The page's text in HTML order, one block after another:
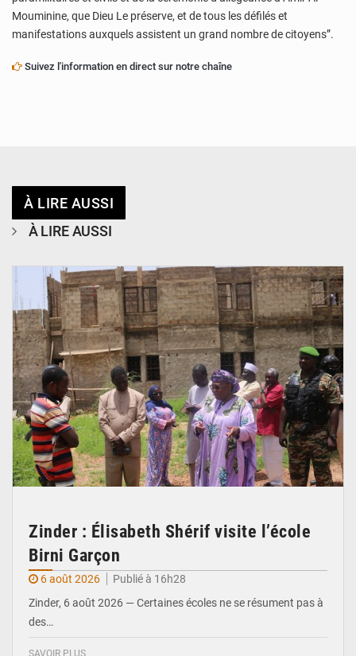
Mouminine, que Dieu Le préserve, et de tous les défilés et
manifestations auxquels assistent un grand nombre de citoyens”.
Suivez l'information en direct sur notre chaîne
À LIRE AUSSI
À LIRE AUSSI
Zinder : Élisabeth Shérif visite l’école
Birni Garçon
6 août 2026
Publié à 16h28
Zinder, 6 août 2026 — Certaines écoles ne se résument pas à
des…